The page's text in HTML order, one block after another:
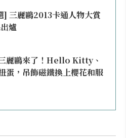
] 三麗鷗2013卡通人物大賞
爐
麗鷗來了！Hello Kitty、
蛋，吊飾磁鐵換上櫻花和服